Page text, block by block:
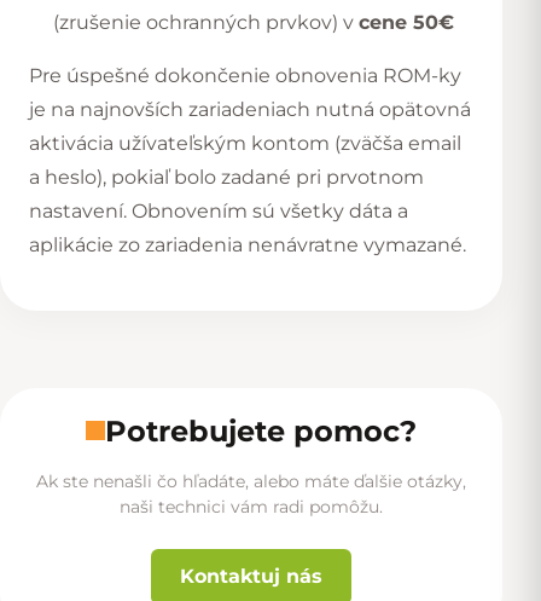
(zrušenie ochranných prvkov) v cene 50€
Pre úspešné dokončenie obnovenia ROM-ky
je na najnovších zariadeniach nutná opätovná
aktivácia užívateľským kontom (zväčša email
a heslo), pokiaľ bolo zadané pri prvotnom
nastavení. Obnovením sú všetky dáta a
aplikácie zo zariadenia nenávratne vymazané.
Potrebujete pomoc?
Ak ste nenašli čo hľadáte, alebo máte ďalšie otázky,
naši technici vám radi pomôžu.
Kontaktuj nás